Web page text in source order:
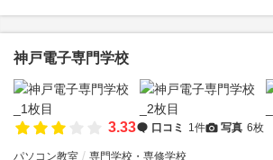
神戸電子専門学校
3.33 口コミ 1件 写真 6枚
パソコン教室 専門学校・専修学校